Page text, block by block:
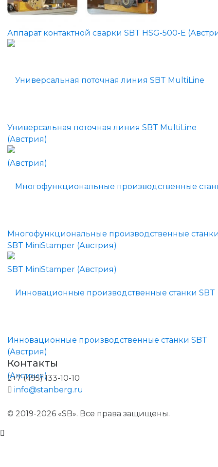
Аппарат контактной сварки SBT HSG-500-E
Универсальная поточная линия SBT MultiLine
(Австрия)
Многофункциональные производственные
SBT MiniStamper (Австрия)
Инновационные производственные станки SBT
(Австрия)
Контакты
+7 (495) 133-10-10
info@stanberg.ru
© 2019-2026 «SB». Все права защищены.